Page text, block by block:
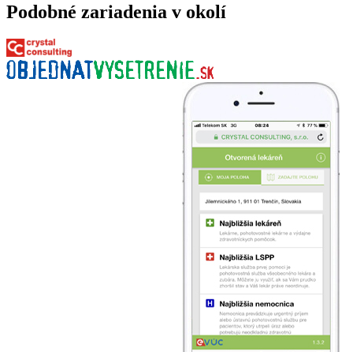
Podobné zariadenia v okolí